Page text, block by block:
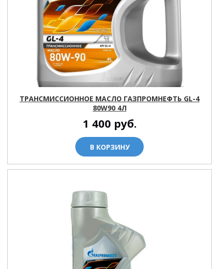
ТРАНСМИССИОННОЕ МАСЛО ГАЗПРОМНЕФТЬ GL-4
80W90 4Л
1 400 руб.
В КОРЗИНУ